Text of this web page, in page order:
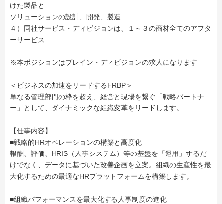
けた製品と
ソリューションの設計、開発、製造
４）同社サービス・ディビジョンは、１～３の商材全てのアフタ
ーサービス
※本ポジションはブレイン・ディビジョンの求人になります
＜ビジネスの加速をリードするHRBP＞
単なる管理部門の枠を超え、経営と現場を繋ぐ「戦略パートナ
ー」として、ダイナミックな組織変革をリードします。
【仕事内容】
■戦略的HRオペレーションの構築と高度化
報酬、評価、HRIS（人事システム）等の基盤を「運用」するだ
けでなく、データに基づいた改善企画を立案。組織の生産性を最
大化するための最適なHRプラットフォームを構築します。
■組織パフォーマンスを最大化する人事制度の進化